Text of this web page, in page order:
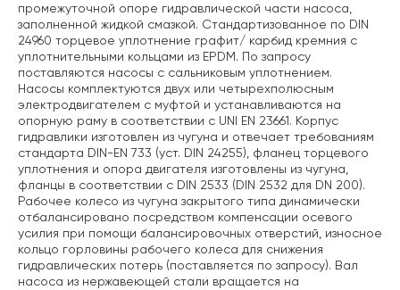
промежуточной опоре гидравлической части насоса,
заполненной жидкой смазкой. Стандартизованное по DIN
24960 торцевое уплотнение графит/ карбид кремния с
уплотнительными кольцами из EPDM. По запросу
поставляются насосы с сальниковым уплотнением.
Насосы комплектуются двух или четырехполюсным
электродвигателем с муфтой и устанавливаются на
опорную раму в соответствии с UNI EN 23661. Корпус
гидравлики изготовлен из чугуна и отвечает требованиям
стандарта DIN-EN 733 (уст. DIN 24255), фланец торцевого
уплотнения и опора двигателя изготовлены из чугуна,
фланцы в соответствии с DIN 2533 (DIN 2532 для DN 200).
Рабочее колесо из чугуна закрытого типа динамически
отбалансировано посредством компенсации осевого
усилия при помощи балансировочных отверстий, износное
кольцо горловины рабочего колеса для снижения
гидравлических потерь (поставляется по запросу). Вал
насоса из нержавеющей стали вращается на